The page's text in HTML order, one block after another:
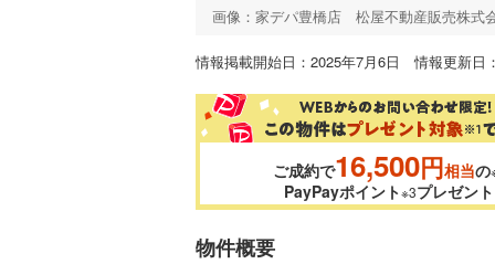
画像：家デパ豊橋店 松屋不動産販売株式
情報掲載開始日：2025年7月6日 情報更新
ご成約で16,500円相当の
PayPayポイント※3プレゼント
物件概要